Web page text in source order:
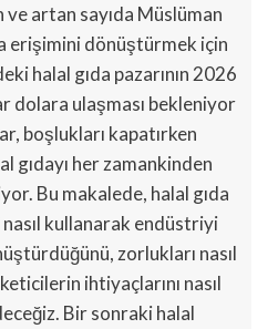
artan sayıda Müslüman
erişimini dönüştürmek için
halal gıda pazarının 2026
dolara ulaşması bekleniyor
boşlukları kapatırken
gıdayı her zamankinden
Bu makalede, halal gıda
kullanarak endüstriyi
zorlukları nasıl
ihtiyaçlarını nasıl
Bir sonraki halal